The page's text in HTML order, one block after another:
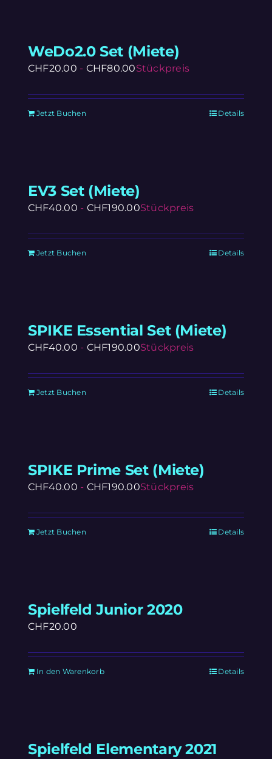
WeDo2.0 Set (Miete)
CHF20.00 - CHF80.00Stückpreis
Jetzt Buchen Details
EV3 Set (Miete)
CHF40.00 - CHF190.00Stückpreis
Jetzt Buchen Details
SPIKE Essential Set (Miete)
CHF40.00 - CHF190.00Stückpreis
Jetzt Buchen Details
SPIKE Prime Set (Miete)
CHF40.00 - CHF190.00Stückpreis
Jetzt Buchen Details
Spielfeld Junior 2020
CHF20.00
In den Warenkorb Details
Spielfeld Elementary 2021